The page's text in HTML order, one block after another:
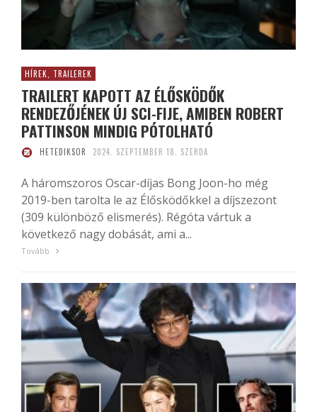
HÍREK, TRAILEREK
TRAILERT KAPOTT AZ ÉLŐSKÖDŐK
RENDEZŐJÉNEK ÚJ SCI-FIJE, AMIBEN ROBERT
PATTINSON MINDIG PÓTOLHATÓ
HETEDIKSOR 2024. SZEPTEMBER 18. SZERDA
A háromszoros Oscar-díjas Bong Joon-ho még
2019-ben tarolta le az Élősködőkkel a díjszezont
(309 különböző elismerés). Régóta vártuk a
következő nagy dobását, ami a...
Tovább